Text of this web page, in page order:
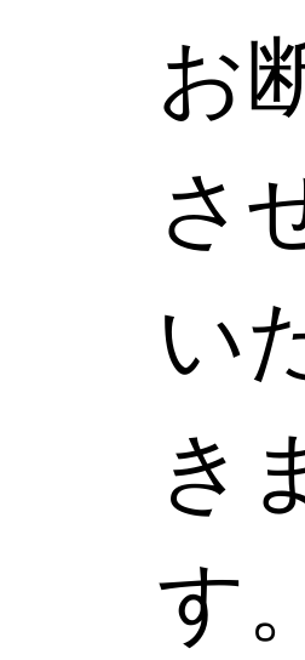
お
さ
い
き
す。